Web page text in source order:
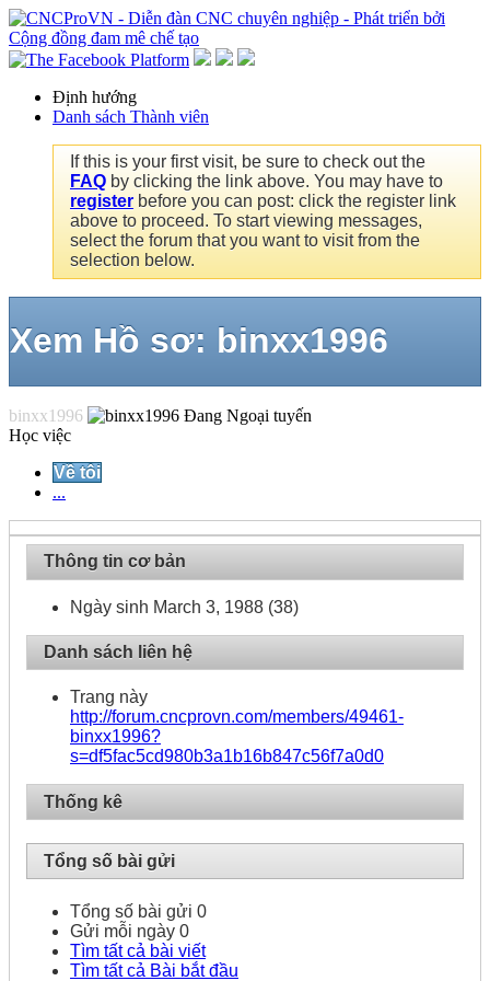
Định hướng
Danh sách Thành viên
If this is your first visit, be sure to check out the
FAQ by clicking the link above. You may have to
register before you can post: click the register link
above to proceed. To start viewing messages,
select the forum that you want to visit from the
selection below.
Xem Hồ sơ: binxx1996
binxx1996
Học việc
Về tôi
...
Thông tin cơ bản
Ngày sinh March 3, 1988 (38)
Danh sách liên hệ
Trang này
http://forum.cncprovn.com/members/49461-
binxx1996?
s=df5fac5cd980b3a1b16b847c56f7a0d0
Thống kê
Tổng số bài gửi
Tổng số bài gửi 0
Gửi mỗi ngày 0
Tìm tất cả bài viết
Tìm tất cả Bài bắt đầu